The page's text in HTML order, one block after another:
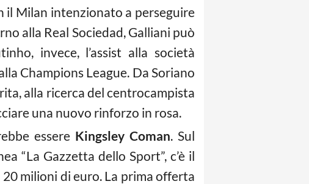
il Milan intenzionato a perseguire
alla Real Sociedad, Galliani può
invece, l’assist alla società
Champions League. Da Soriano
alla ricerca del centrocampista
una nuovo rinforzo in rosa.
essere Kingsley Coman. Sul
“La Gazzetta dello Sport”, c’è il
milioni di euro. La prima offerta